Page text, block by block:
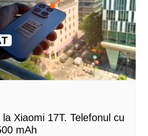
Xiaomi 17T. Telefonul cu
mAh